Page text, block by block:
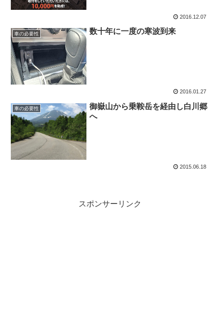
2016.12.07
車の必要性 数十年に一度の寒波到来
2016.01.27
車の必要性
御嶽山から乗鞍岳を経由し白川郷
へ
2015.06.18
スポンサーリンク